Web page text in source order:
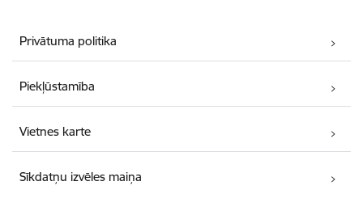
Privātuma politika
Piekļūstamība
Vietnes karte
Sīkdatņu izvēles maiņa